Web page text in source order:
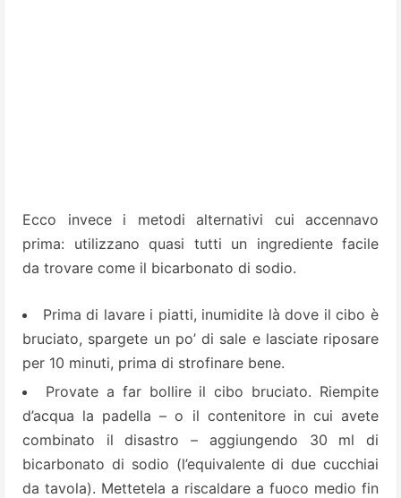
Ecco invece i metodi alternativi cui accennavo
prima: utilizzano quasi tutti un ingrediente facile
da trovare come il bicarbonato di sodio.
Prima di lavare i piatti, inumidite là dove il cibo è
bruciato, spargete un po’ di sale e lasciate riposare
per 10 minuti, prima di strofinare bene.
Provate a far bollire il cibo bruciato. Riempite
d’acqua la padella – o il contenitore in cui avete
combinato il disastro – aggiungendo 30 ml di
bicarbonato di sodio (l’equivalente di due cucchiai
da tavola). Mettetela a riscaldare a fuoco medio fin